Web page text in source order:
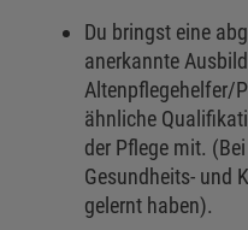
Du bringst eine
anerkannte
Altenpflegehelfer/
ähnliche
der Pflege mit.
Gesundheits- und
gelernt haben).